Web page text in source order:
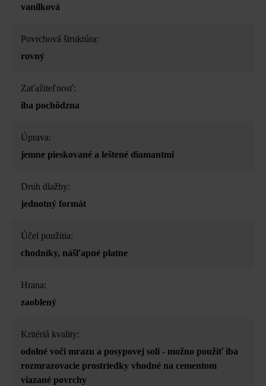
vanilková
Povrchová štruktúra:
rovný
Zaťažiteľnosť:
iba pochôdzna
Úprava:
jemne pieskované a leštené diamantmi
Druh dlažby:
jednotný formát
Účel použitia:
chodníky, nášľapné platne
Hrana:
zaoblený
Kritériá kvality:
odolné voči mrazu a posypovej soli - možno použiť iba
rozmrazovacie prostriedky vhodné na cementom
viazané povrchy